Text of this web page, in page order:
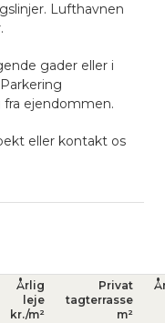
Lufthavnen
gader eller i
fra ejendommen.
eller kontakt os
Årlig
leje
kr./m²
Privat
tagterrasse
m²